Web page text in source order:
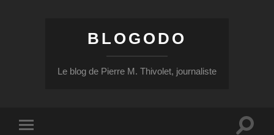
BLOGODO
Le blog de Pierre M. Thivolet, journaliste
Toggle